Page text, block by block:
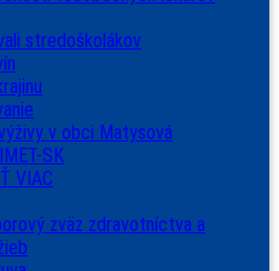
stredoškolákov
v obci Matysová
SK
VIAC
zväz zdravotníctva a